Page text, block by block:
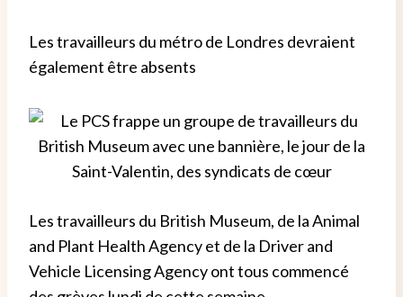
Les travailleurs du métro de Londres devraient
également être absents
Les travailleurs du British Museum, de la Animal
and Plant Health Agency et de la Driver and
Vehicle Licensing Agency ont tous commencé